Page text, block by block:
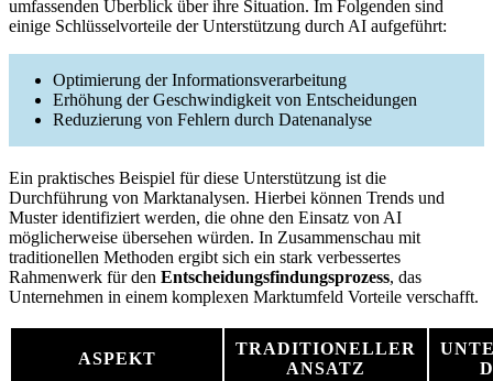
umfassenden Überblick über ihre Situation. Im Folgenden sind
einige Schlüsselvorteile der Unterstützung durch AI aufgeführt:
Optimierung der Informationsverarbeitung
Erhöhung der Geschwindigkeit von Entscheidungen
Reduzierung von Fehlern durch Datenanalyse
Ein praktisches Beispiel für diese Unterstützung ist die
Durchführung von Marktanalysen. Hierbei können Trends und
Muster identifiziert werden, die ohne den Einsatz von AI
möglicherweise übersehen würden. In Zusammenschau mit
traditionellen Methoden ergibt sich ein stark verbessertes
Rahmenwerk für den Entscheidungsfindungsprozess, das
Unternehmen in einem komplexen Marktumfeld Vorteile verschafft.
ASPEKT
TRADITIONELLER
ANSATZ